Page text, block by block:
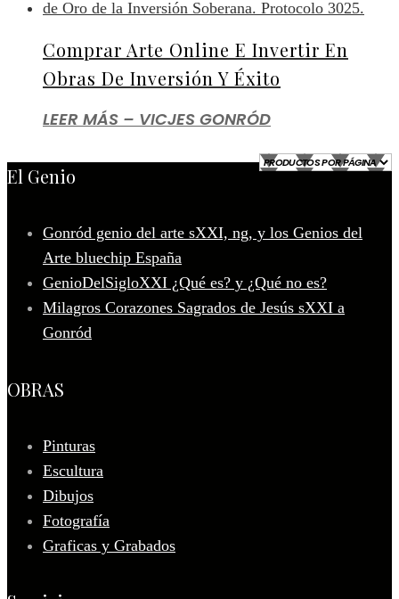
Comprar Arte Online E Invertir En
Obras De Inversión Y Éxito
LEER MÁS – VICJES GONRÓD
El Genio
Gonród genio del arte sXXI, ng, y los Genios del
Arte bluechip España
GenioDelSigloXXI ¿Qué es? y ¿Qué no es?
Milagros Corazones Sagrados de Jesús sXXI a
Gonród
OBRAS
Pinturas
Escultura
Dibujos
Fotografía
Graficas y Grabados